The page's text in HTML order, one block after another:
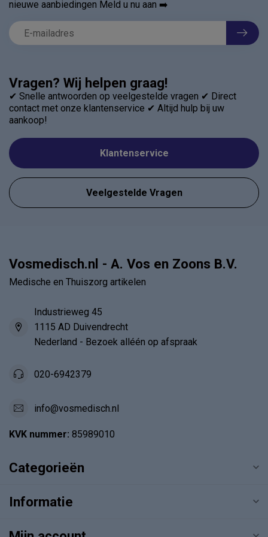
Vragen? Wij helpen graag!
✔ Snelle antwoorden op veelgestelde vragen ✔ Direct
contact met onze klantenservice ✔ Altijd hulp bij uw
aankoop!
Klantenservice
Veelgestelde Vragen
nieuwe aanbiedingen Meld u nu aan ➡️
Vosmedisch.nl - A. Vos en Zoons B.V.
Medische en Thuiszorg artikelen
Industrieweg 45
1115 AD Duivendrecht
Nederland - Bezoek alléén op afspraak
020-6942379
info@vosmedisch.nl
KVK nummer: 85989010
Categorieën
Informatie